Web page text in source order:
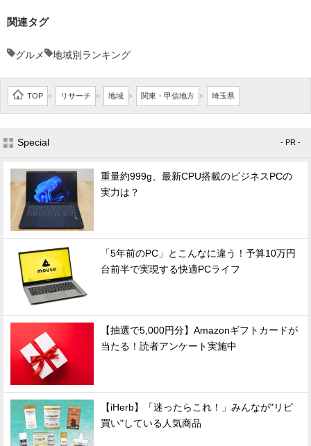
関連タグ
グルメ 地域別ランキング
TOP > リサーチ > 地域 > 関東・甲信地方 > 埼玉県
Special - PR -
重量約999g、最新CPU搭載のビジネスPCの
実力は？
「5年前のPC」とこんなに違う！予算10万円
台前半で実現する快適PCライフ
【抽選で5,000円分】Amazonギフトカードが
当たる！読者アンケート実施中
【iHerb】「迷ったらこれ！」みんなが"リピ
買い"している人気商品